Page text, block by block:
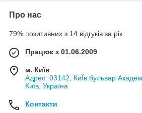
Про нас
79% позитивних з 14 відгуків за рік
Працює з 01.06.2009
м. Київ
Адрес: 03142, КиЇв бульвар
Київ, Україна
Контакти